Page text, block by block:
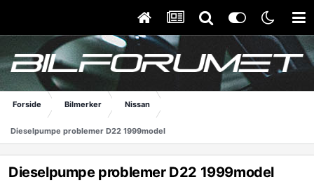
Forside Bilmerker Nissan
Dieselpumpe problemer D22 1999model
Dieselpumpe problemer D22 1999model